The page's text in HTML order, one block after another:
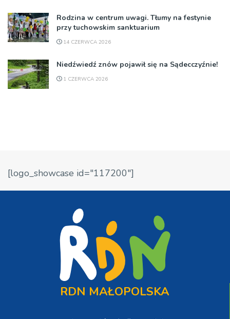
Rodzina w centrum uwagi. Tłumy na festynie
przy tuchowskim sanktuarium
14 CZERWCA 2026
Niedźwiedź znów pojawił się na Sądecczyźnie!
1 CZERWCA 2026
[logo_showcase id="117200"]
RDN MAŁOPOLSKA